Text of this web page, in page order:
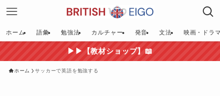
ホーム 語彙 勉強法 カルチャー 発音 文法 映画・ドラ
▶▶【教材ショップ】📖
ホーム サッカーで英語を勉強する